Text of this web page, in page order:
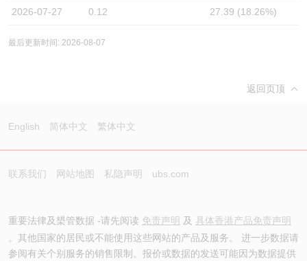
2026-07-27 0.12 27.39 (18.26%)
最后更新时间: 2026-08-07
返回页顶
English 简体中文 繁体中文
联系我们 网站地图 私隐声明 ubs.com
重要法律及槼管数据 -请先阅读 免责声明 及 具体香港产品免责声明
。其他国家的居民或不能使用这些网站的产品及服务。 进一步数据请
参阅有关个别服务的销售限制。报价或数据的发送可能因为数据提供